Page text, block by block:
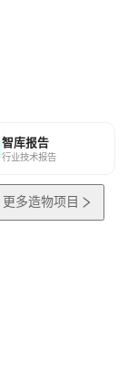
智库报告
行业技术报告
更多造物项目